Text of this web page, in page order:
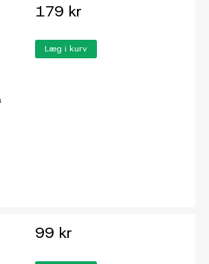
179 kr
Læg i kurv
99 kr